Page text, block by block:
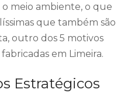
meio ambiente, o que
que também são
outro dos 5 motivos
em Limeira.
Estratégicos